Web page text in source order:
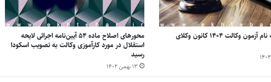
شرایط ثبت نام آزمون وکالت ۱۴۰۴ کانون وکلای
محورهای اصلاح ماده ۵۴ آیین‌نامه اجرائی لایحه
استقلال در مورد کارآموزی وکالت به تصویب اسکودا
رسید
۱۳ بهمن ۱۴۰۲